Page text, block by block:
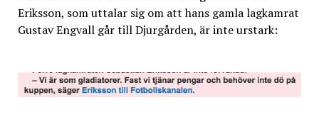
Eriksson, som uttalar sig om att hans gamla lagkamrat
Gustav Engvall går till Djurgården, är inte urstark: